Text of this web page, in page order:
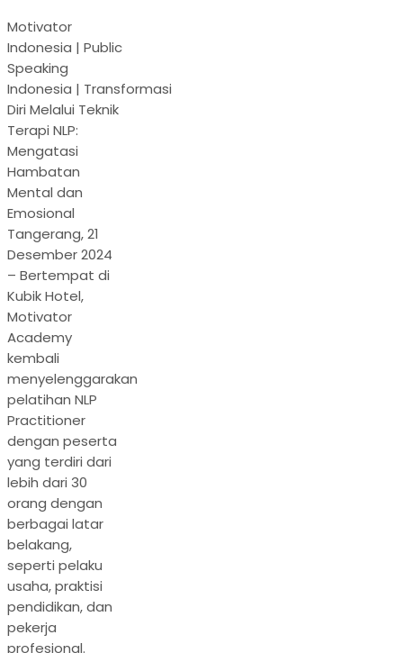
Motivator
Indonesia | Public
Speaking
Indonesia | Transformasi
Diri Melalui Teknik
Terapi NLP:
Mengatasi
Hambatan
Mental dan
Emosional
Tangerang, 21
Desember 2024
– Bertempat di
Kubik Hotel,
Motivator
Academy
kembali
menyelenggarakan
pelatihan NLP
Practitioner
dengan peserta
yang terdiri dari
lebih dari 30
orang dengan
berbagai latar
belakang,
seperti pelaku
usaha, praktisi
pendidikan, dan
pekerja
profesional.